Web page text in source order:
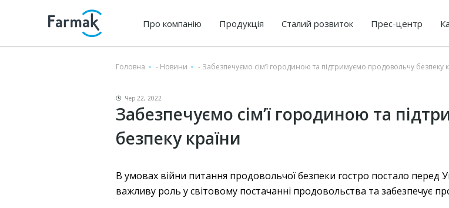
Про компанію Продукція Сталий розвиток Прес-центр
Головна - Новини - Забезпечуємо сім’ї городиною та підтримуємо продовольчу безпеку
Чер 22, 2022
Забезпечуємо сім’ї городиною та
безпеку країни
В умовах війни питання продовольчої безпеки гостро постало перед
важливу роль у світовому постачанні продовольства та забезпечує